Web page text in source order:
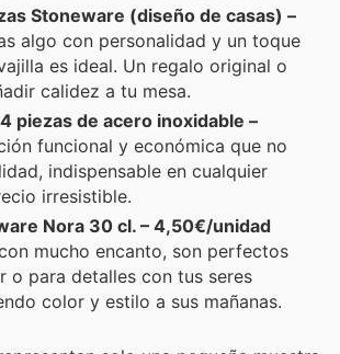
Stoneware (diseño de casas) –
algo con personalidad y un toque
es ideal. Un regalo original o
calidez a tu mesa.
piezas de acero inoxidable –
funcional y económica que no
indispensable en cualquier
irresistible.
Nora 30 cl. – 4,50€/unidad
mucho encanto, son perfectos
o para detalles con tus seres
color y estilo a sus mañanas.